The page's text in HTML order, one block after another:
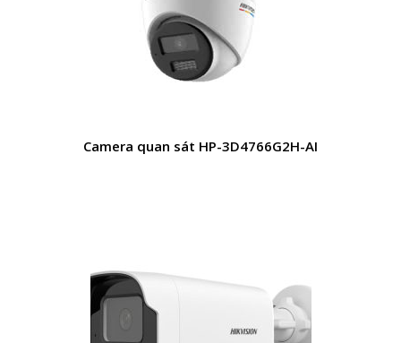
Camera quan sát HP-3D4766G2H-AI